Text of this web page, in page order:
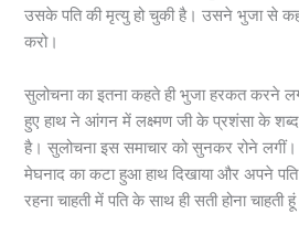
उसके पति की मृत्यु हो चुकी है। उसने भुजा से
करो।
सुलोचना का इतना कहते ही भुजा हरकत करने
हुए हाथ ने आंगन में लक्ष्मण जी के प्रशंसा के शब्द
है। सुलोचना इस समाचार को सुनकर रोने
मेघनाद का कटा हुआ हाथ दिखाया और अपने
रहना चाहती में पति के साथ ही सती होना चाहती